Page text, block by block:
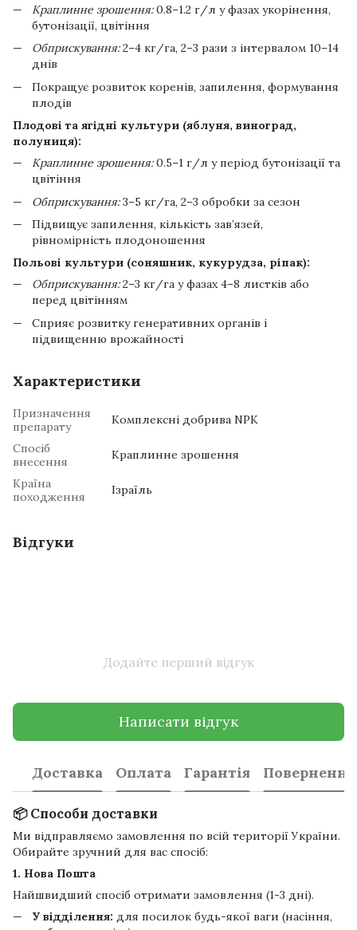
Краплинне зрошення:0.8–1.2 г/л у фазах укорінення,
бутонізації, цвітіння
Обприскування:2–4 кг/га, 2–3 рази з інтервалом 10–14
днів
Покращує розвиток коренів, запилення, формування
плодів
Плодові та ягідні культури (яблуня, виноград,
полуниця):
Краплинне зрошення:0.5–1 г/л у період бутонізації та
цвітіння
Обприскування:3–5 кг/га, 2–3 обробки за сезон
Підвищує запилення, кількість зав’язей,
рівномірність плодоношення
Польові культури (соняшник, кукурудза, ріпак):
Обприскування:2–3 кг/га у фазах 4–8 листків або
перед цвітінням
Сприяє розвитку генеративних органів і
підвищенню врожайності
Характеристики
Призначення
препарату
Комплексні добрива NPK
Спосіб
внесення
Краплинне зрошення
Країна
походження
Ізраїль
Відгуки
Додайте перший відгук
Написати відгук
Доставка Оплата Гарантія Повернення
📦 Способи доставки
Ми відправляємо замовлення по всій території України.
Обирайте зручний для вас спосіб:
1. Нова Пошта
Найшвидший спосіб отримати замовлення (1-3 дні).
У відділення: для посилок будь-якої ваги (насіння,